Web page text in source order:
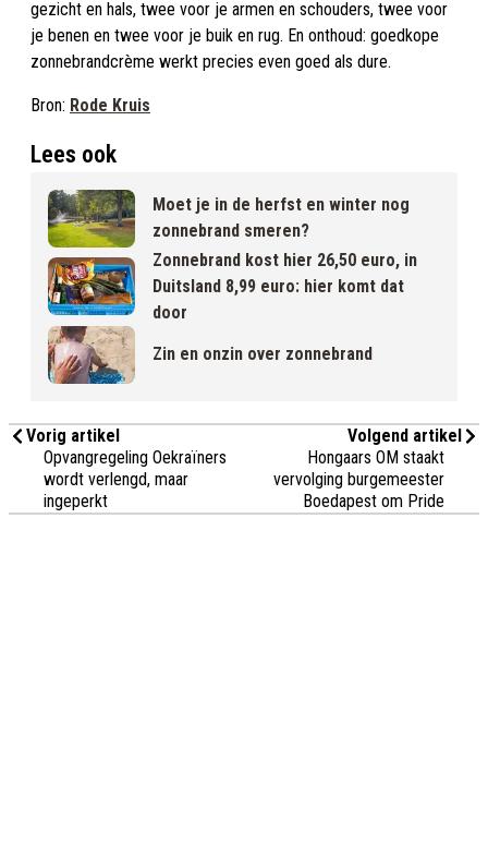
gezicht en hals, twee voor je armen en schouders, twee voor
je benen en twee voor je buik en rug. En onthoud: goedkope
zonnebrandcrème werkt precies even goed als dure.
Bron: Rode Kruis
Lees ook
Moet je in de herfst en winter nog
zonnebrand smeren?
Zonnebrand kost hier 26,50 euro, in
Duitsland 8,99 euro: hier komt dat
door
Zin en onzin over zonnebrand
Vorig artikel
Opvangregeling Oekraïners
wordt verlengd, maar
ingeperkt
Volgend artikel
Hongaars OM staakt
vervolging burgemeester
Boedapest om Pride